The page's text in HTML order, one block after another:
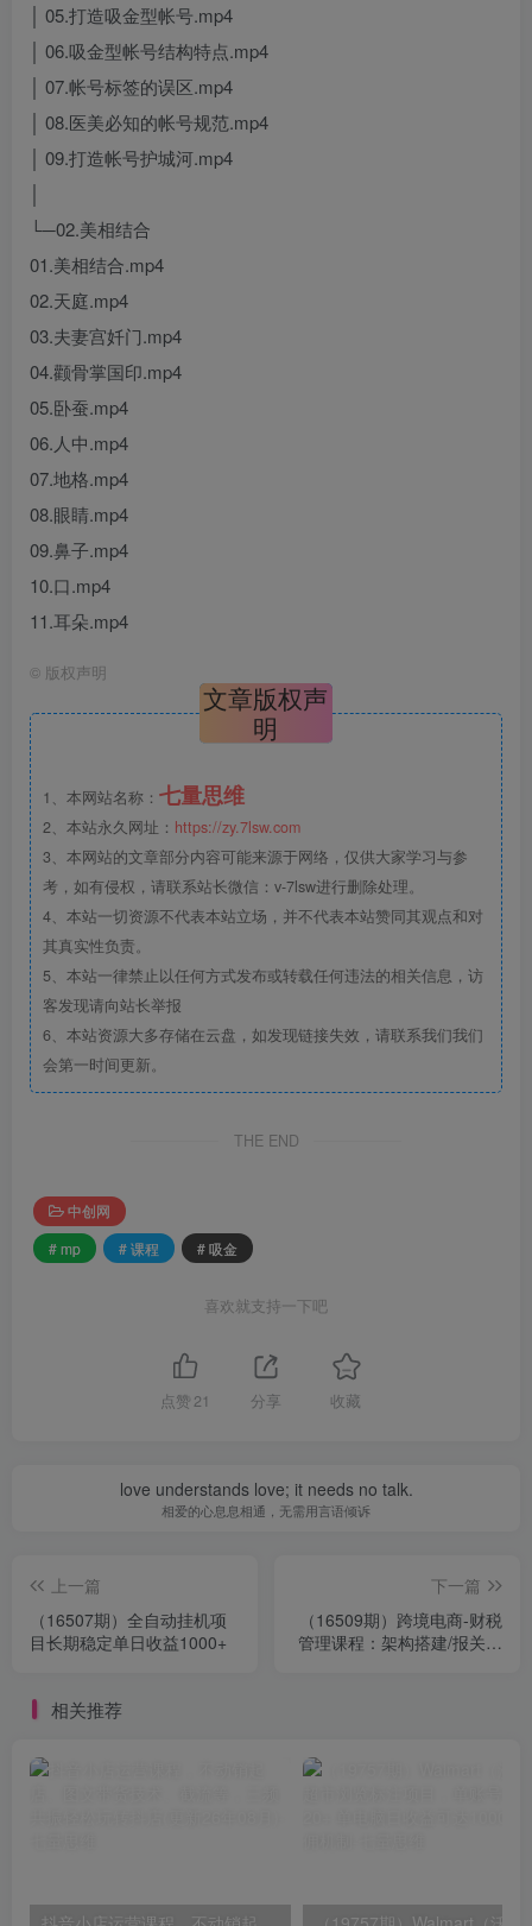
│ 05.打造吸金型帐号.mp4
│ 06.吸金型帐号结构特点.mp4
│ 07.帐号标签的误区.mp4
│ 08.医美必知的帐号规范.mp4
│ 09.打造帐号护城河.mp4
│
└─02.美相结合
01.美相结合.mp4
02.天庭.mp4
03.夫妻宫奷门.mp4
04.颧骨掌国印.mp4
05.卧蚕.mp4
06.人中.mp4
07.地格.mp4
08.眼睛.mp4
09.鼻子.mp4
10.口.mp4
11.耳朵.mp4
© 版权声明
文章版权声
明
1、本网站名称： 七量思维
2、本站永久网址： https://zy.7lsw.com
3、本网站的文章部分内容可能来源于网络，仅供大家学习与参
考，如有侵权，请联系站长微信：v-7lsw进行删除处理。
4、本站一切资源不代表本站立场，并不代表本站赞同其观点和对
其真实性负责。
5、本站一律禁止以任何方式发布或转载任何违法的相关信息，访
客发现请向站长举报
6、本站资源大多存储在云盘，如发现链接失效，请联系我们我们
会第一时间更新。
THE END
中创网
# mp
# 课程 # 吸金
喜欢就支持一下吧
点赞 21 分享 收藏
love understands love; it needs no talk.
相爱的心息息相通，无需用言语倾诉
上一篇
（16507期）全自动挂机项
目长期稳定单日收益1000+
下一篇
（16509期）跨境电商-财税
管理课程：架构搭建/报关税
相关推荐